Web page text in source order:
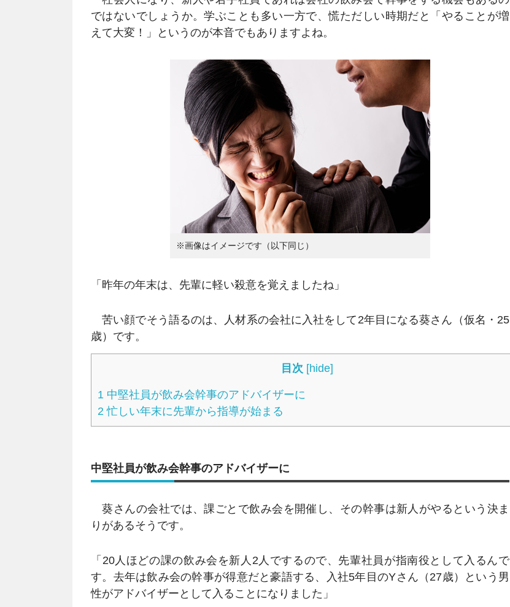
ではないでしょうか。学ぶことも多い一方で、慌ただしい時期だと「やることが増
えて大変！」というのが本音でもありますよね。
※画像はイメージです（以下同じ）
「昨年の年末は、先輩に軽い殺意を覚えましたね」
苦い顔でそう語るのは、人材系の会社に入社をして2年目になる葵さん（仮名・25
歳）です。
目次 [hide]
1 中堅社員が飲み会幹事のアドバイザーに
2 忙しい年末に先輩から指導が始まる
中堅社員が飲み会幹事のアドバイザーに
葵さんの会社では、課ごとで飲み会を開催し、その幹事は新人がやるという決ま
りがあるそうです。
「20人ほどの課の飲み会を新人2人でするので、先輩社員が指南役として入るんで
す。去年は飲み会の幹事が得意だと豪語する、入社5年目のYさん（27歳）という男
性がアドバイザーとして入ることになりました」